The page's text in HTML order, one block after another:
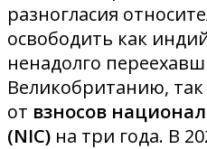
разногласия
освободить как
ненадолго
Великобританию,
от взносов
(NIC) на три года. В